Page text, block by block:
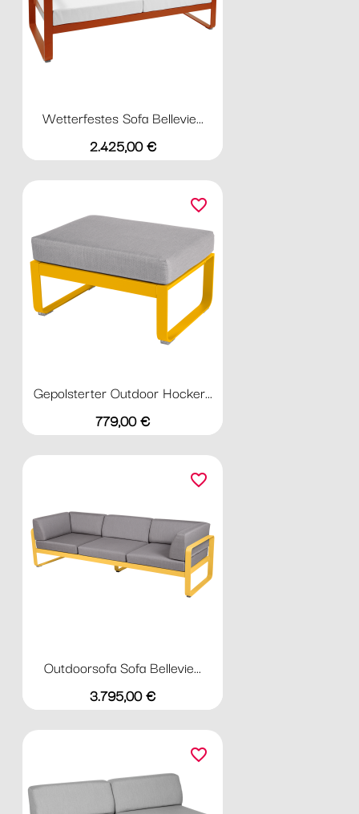
Wetterfestes Sofa Bellevie...
Preis
2.425,00 €
Gepolsterter Outdoor Hocker...
Preis
779,00 €
favorite_border
Outdoorsofa Sofa Bellevie...
Preis
3.795,00 €
favorite_border
favorite_border